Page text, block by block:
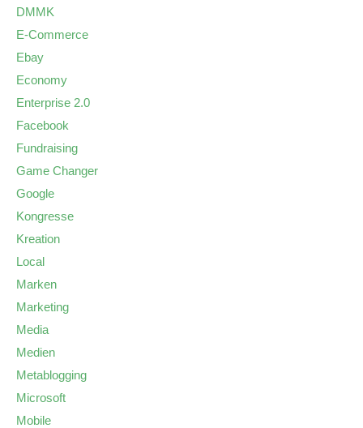
DMMK
E-Commerce
Ebay
Economy
Enterprise 2.0
Facebook
Fundraising
Game Changer
Google
Kongresse
Kreation
Local
Marken
Marketing
Media
Medien
Metablogging
Microsoft
Mobile